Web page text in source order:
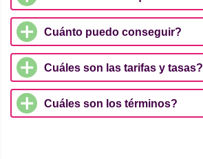
Cuánto puedo conseguir?
Cuáles son las tarifas y tasas?
Cuáles son los términos?